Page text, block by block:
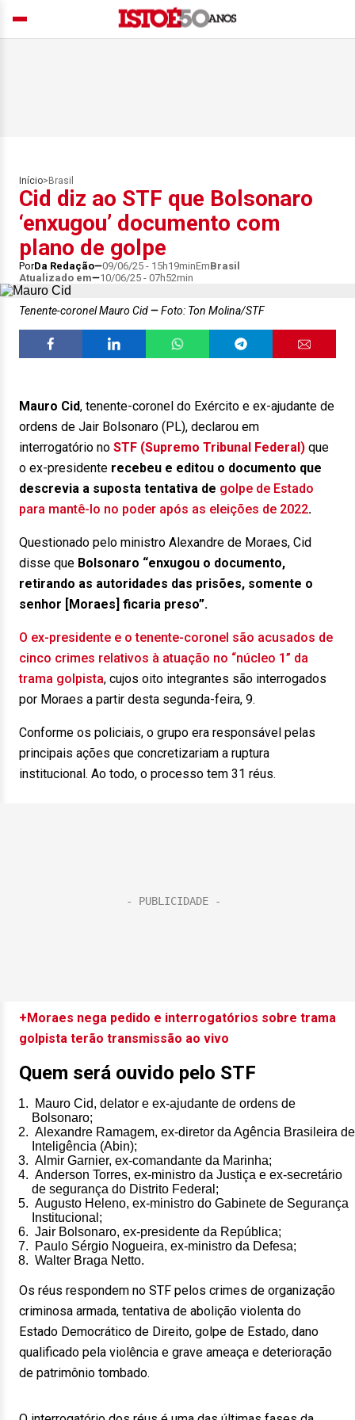
Início> Brasil
Cid diz ao STF que Bolsonaro
‘enxugou’ documento com
plano de golpe
PorDa Redação 09/06/25 - 15h19minEmBrasil
Atualizado em
10/06/25 - 07h52min
Tenente-coronel Mauro Cid Foto: Ton Molina/STF
Mauro Cid, tenente-coronel do Exército e ex-ajudante de
ordens de Jair Bolsonaro (PL), declarou em
interrogatório no STF (Supremo Tribunal Federal) que
o ex-presidente recebeu e editou o documento que
descrevia a suposta tentativa de golpe de Estado
para mantê-lo no poder após as eleições de 2022.
Questionado pelo ministro Alexandre de Moraes, Cid
disse que Bolsonaro “enxugou o documento,
retirando as autoridades das prisões, somente o
senhor [Moraes] ficaria preso”.
O ex-presidente e o tenente-coronel são acusados de
cinco crimes relativos à atuação no “núcleo 1” da
trama golpista, cujos oito integrantes são interrogados
por Moraes a partir desta segunda-feira, 9.
Conforme os policiais, o grupo era responsável pelas
principais ações que concretizariam a ruptura
institucional. Ao todo, o processo tem 31 réus.
+Moraes nega pedido e interrogatórios sobre trama
golpista terão transmissão ao vivo
Quem será ouvido pelo STF
Mauro Cid, delator e ex-ajudante de ordens de
Bolsonaro;
Alexandre Ramagem, ex-diretor da Agência Brasileira de
Inteligência (Abin);
Almir Garnier, ex-comandante da Marinha;
Anderson Torres, ex-ministro da Justiça e ex-secretário
de segurança do Distrito Federal;
Augusto Heleno, ex-ministro do Gabinete de Segurança
Institucional;
Jair Bolsonaro, ex-presidente da República;
Paulo Sérgio Nogueira, ex-ministro da Defesa;
Walter Braga Netto.
Os réus respondem no STF pelos crimes de organização
criminosa armada, tentativa de abolição violenta do
Estado Democrático de Direito, golpe de Estado, dano
qualificado pela violência e grave ameaça e deterioração
de patrimônio tombado.